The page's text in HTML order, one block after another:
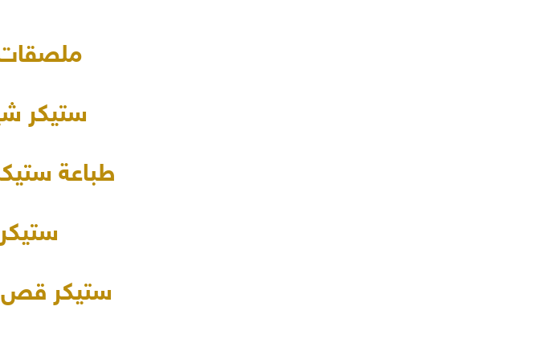
ملصقات
ستيكر
طباعة
ستيكر قص